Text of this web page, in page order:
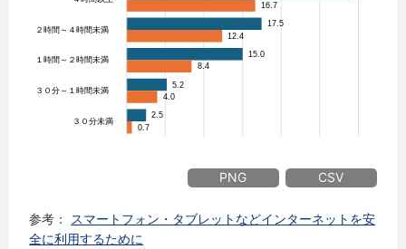
PNG CSV
参考：
スマートフォン・タブレットなどインターネットを安
全に利用するために